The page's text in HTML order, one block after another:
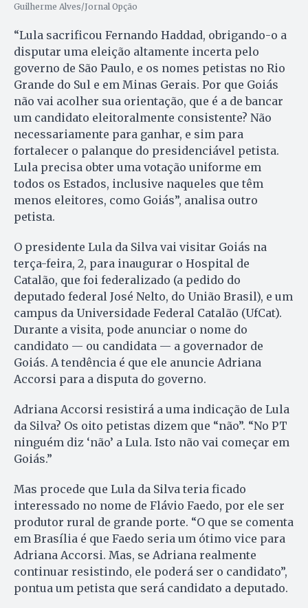
Guilherme Alves/Jornal Opção
“Lula sacrificou Fernando Haddad, obrigando-o a
disputar uma eleição altamente incerta pelo
governo de São Paulo, e os nomes petistas no Rio
Grande do Sul e em Minas Gerais. Por que Goiás
não vai acolher sua orientação, que é a de bancar
um candidato eleitoralmente consistente? Não
necessariamente para ganhar, e sim para
fortalecer o palanque do presidenciável petista.
Lula precisa obter uma votação uniforme em
todos os Estados, inclusive naqueles que têm
menos eleitores, como Goiás”, analisa outro
petista.
O presidente Lula da Silva vai visitar Goiás na
terça-feira, 2, para inaugurar o Hospital de
Catalão, que foi federalizado (a pedido do
deputado federal José Nelto, do União Brasil), e um
campus da Universidade Federal Catalão (UfCat).
Durante a visita, pode anunciar o nome do
candidato — ou candidata — a governador de
Goiás. A tendência é que ele anuncie Adriana
Accorsi para a disputa do governo.
Adriana Accorsi resistirá a uma indicação de Lula
da Silva? Os oito petistas dizem que “não”. “No PT
ninguém diz ‘não’ a Lula. Isto não vai começar em
Goiás.”
Mas procede que Lula da Silva teria ficado
interessado no nome de Flávio Faedo, por ele ser
produtor rural de grande porte. “O que se comenta
em Brasília é que Faedo seria um ótimo vice para
Adriana Accorsi. Mas, se Adriana realmente
continuar resistindo, ele poderá ser o candidato”,
pontua um petista que será candidato a deputado.